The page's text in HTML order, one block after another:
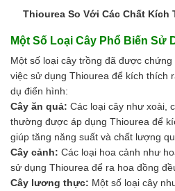
Thiourea So Với Các Chất
Một Số Loại Cây Phổ Biến Sử
Một số loại cây trồng đã được
việc sử dụng Thiourea để kích thích
dụ điển hình:
Cây ăn quả: Các loại cây như xoài,
thường được áp dụng Thiourea để
giúp tăng năng suất và chất lượng
Cây cảnh: Các loại hoa cảnh như
sử dụng Thiourea để ra hoa đồng
Cây lương thực: Một số loại cây